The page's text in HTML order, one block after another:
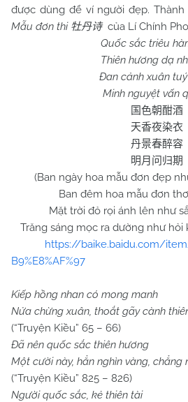
được dùng để ví người đẹp.
Mẫu đơn thi 牡丹诗 của Lí Chính
Quốc sắc triêu
Thiên hương dạ
Đan cảnh xuân
Minh nguyệt vấn
国色朝酣酒
天香夜染衣
丹景春醉容
明月问归期
(Ban ngày hoa mẫu đơn đẹp
Ban đêm hoa mẫu đơn
Mặt trời đỏ rọi ánh lên như
Trăng sáng mọc ra dường như hỏi
https://baike.baidu.com/item/
B9%E8%AF%97
Kiếp hồng nhan có mong manh
Nửa chừng xuân, thoắt gãy cành
(“Truyện Kiều” 65 – 66)
Đã nên quốc sắc thiên hương
Một cười này, hẳn nghìn vàng, chẳng
(“Truyện Kiều” 825 – 826)
Người quốc sắc, kẻ thiên tài